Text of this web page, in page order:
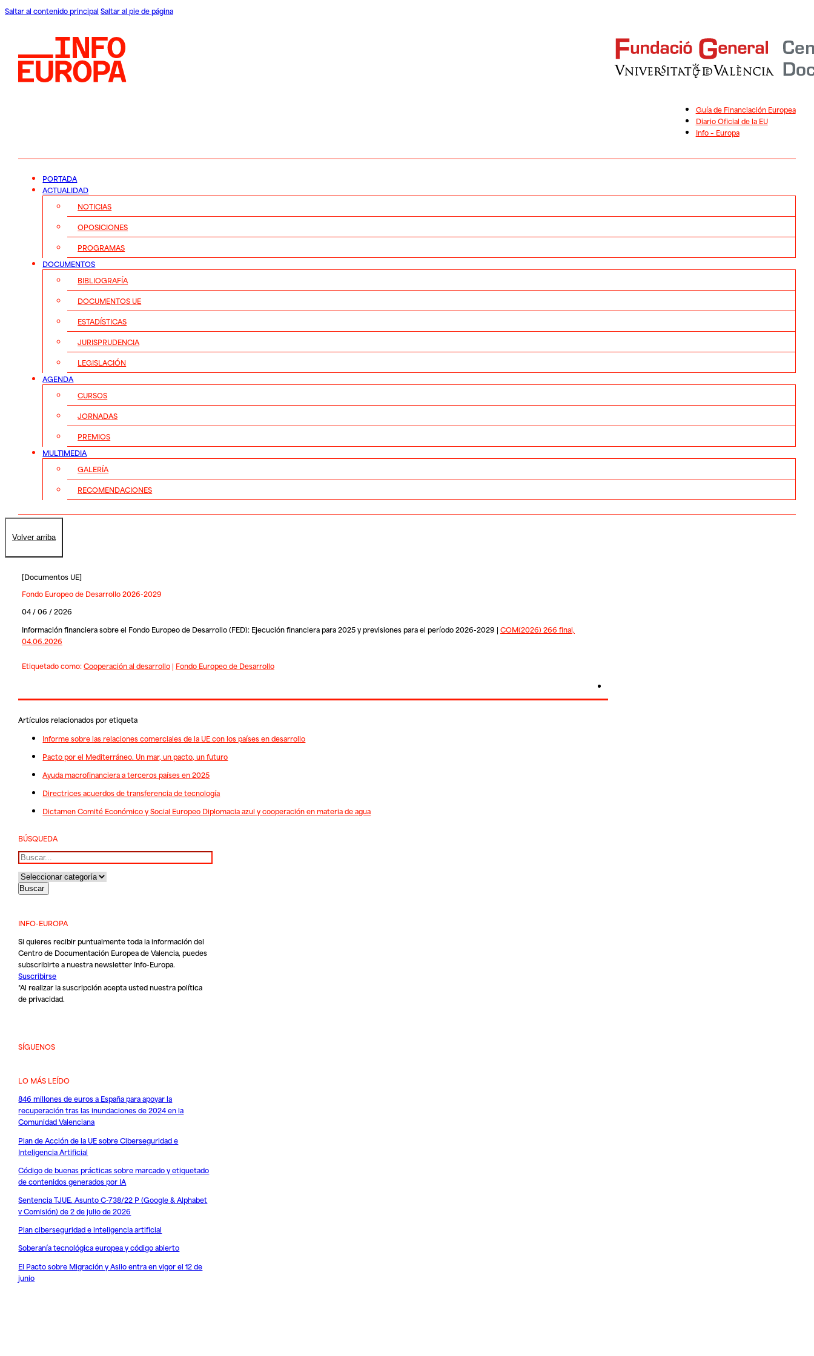
Saltar al contenido principal Saltar al pie de página
Guía de Financiación Europea
Diario Oficial de la EU
Info – Europa
PORTADA
ACTUALIDAD
NOTICIAS
OPOSICIONES
PROGRAMAS
DOCUMENTOS
BIBLIOGRAFÍA
DOCUMENTOS UE
ESTADÍSTICAS
JURISPRUDENCIA
LEGISLACIÓN
AGENDA
CURSOS
JORNADAS
PREMIOS
MULTIMEDIA
GALERÍA
RECOMENDACIONES
Volver arriba
[Documentos UE]
Fondo Europeo de Desarrollo 2026-2029
04 / 06 / 2026
Información financiera sobre el Fondo Europeo de Desarrollo (FED): Ejecución financiera para 2025 y previsiones para el período 2026-2029 | COM(2026) 266 final,
04.06.2026
Etiquetado como:Cooperación al desarrollo| Fondo Europeo de Desarrollo
Artículos relacionados por etiqueta
Informe sobre las relaciones comerciales de la UE con los países en desarrollo
Pacto por el Mediterráneo. Un mar, un pacto, un futuro
Ayuda macrofinanciera a terceros países en 2025
Directrices acuerdos de transferencia de tecnología
Dictamen Comité Económico y Social Europeo Diplomacia azul y cooperación en materia de agua
BÚSQUEDA
Buscar
INFO-EUROPA
Si quieres recibir puntualmente toda la información del
Centro de Documentación Europea de Valencia, puedes
subscribirte a nuestra newsletter Info-Europa.
Suscribirse
*Al realizar la suscripción acepta usted nuestrapolítica
de privacidad.
SÍGUENOS
LO MÁS LEÍDO
846 millones de euros a España para apoyar la
recuperación tras las inundaciones de 2024 en la
Comunidad Valenciana
Plan de Acción de la UE sobre Ciberseguridad e
Inteligencia Artificial
Código de buenas prácticas sobre marcado y etiquetado
de contenidos generados por IA
Sentencia TJUE. Asunto C-738/22 P (Google & Alphabet
v Comisión) de 2 de julio de 2026
Plan ciberseguridad e inteligencia artificial
Soberanía tecnológica europea y código abierto
El Pacto sobre Migración y Asilo entra en vigor el 12 de
junio